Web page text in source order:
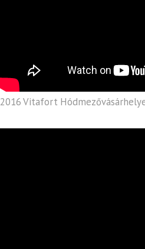
2016 Vitafort